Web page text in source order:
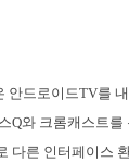
안드로이드TV를
Q와 크롬캐스트
다른 인터페이스